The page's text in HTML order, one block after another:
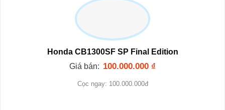
Honda CB1300SF SP Final Edition
Giá bán: 100.000.000 ₫
Cọc ngay: 100.000.000đ